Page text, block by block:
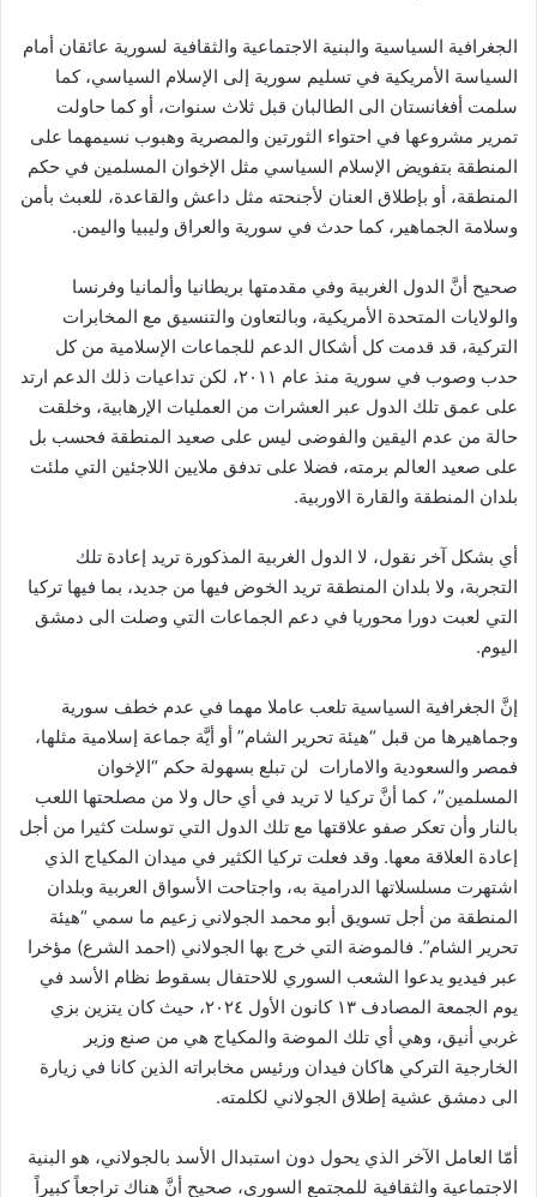
الجغرافية السياسية والبنية الاجتماعية والثقافية لسورية عائقان أمام
السياسة الأمريكية في تسليم سورية إلى الإسلام السياسي، كما
سلمت أفغانستان الى الطالبان قبل ثلاث سنوات، أو كما حاولت
تمرير مشروعها في احتواء الثورتين والمصرية وهبوب نسيمهما على
المنطقة بتفويض الإسلام السياسي مثل الإخوان المسلمين في حكم
المنطقة، أو بإطلاق العنان لأجنحته مثل داعش والقاعدة، للعبث بأمن
وسلامة الجماهير، كما حدث في سورية والعراق وليبيا واليمن.
صحيح أنَّ الدول الغربية وفي مقدمتها بريطانيا وألمانيا وفرنسا
والولايات المتحدة الأمريكية، وبالتعاون والتنسيق مع المخابرات
التركية، قد قدمت كل أشكال الدعم للجماعات الإسلامية من كل
حدب وصوب في سورية منذ عام ٢٠١١، لكن تداعيات ذلك الدعم ارتد
على عمق تلك الدول عبر العشرات من العمليات الإرهابية، وخلقت
حالة من عدم اليقين والفوضى ليس على صعيد المنطقة فحسب بل
على صعيد العالم برمته، فضلا على تدفق ملايين اللاجئين التي ملئت
بلدان المنطقة والقارة الاوربية.
أي بشكل آخر نقول، لا الدول الغربية المذكورة تريد إعادة تلك
التجربة، ولا بلدان المنطقة تريد الخوض فيها من جديد، بما فيها تركيا
التي لعبت دورا محوريا في دعم الجماعات التي وصلت الى دمشق
اليوم.
إنَّ الجغرافية السياسية تلعب عاملا مهما في عدم خطف سورية
وجماهيرها من قبل “هيئة تحرير الشام” أو أيَّة جماعة إسلامية مثلها،
فمصر والسعودية والامارات لن تبلع بسهولة حكم “الإخوان
المسلمين”، كما أنَّ تركيا لا تريد في أي حال ولا من مصلحتها اللعب
بالنار وأن تعكر صفو علاقتها مع تلك الدول التي توسلت كثيرا من أجل
إعادة العلاقة معها. وقد فعلت تركيا الكثير في ميدان المكياج الذي
اشتهرت مسلسلاتها الدرامية به، واجتاحت الأسواق العربية وبلدان
المنطقة من أجل تسويق أبو محمد الجولاني زعيم ما سمي “هيئة
تحرير الشام”. فالموضة التي خرج بها الجولاني (احمد الشرع) مؤخرا
عبر فيديو يدعوا الشعب السوري للاحتفال بسقوط نظام الأسد في
يوم الجمعة المصادف ١٣ كانون الأول ٢٠٢٤، حيث كان يتزين بزي
غربي أنيق، وهي أي تلك الموضة والمكياج هي من صنع وزير
الخارجية التركي هاكان فيدان ورئيس مخابراته الذين كانا في زيارة
الى دمشق عشية إطلاق الجولاني لكلمته.
أمّا العامل الآخر الذي يحول دون استبدال الأسد بالجولاني، هو البنية
الاجتماعية والثقافية للمجتمع السوري، صحيح أنَّ هناك تراجعاً كبيراً